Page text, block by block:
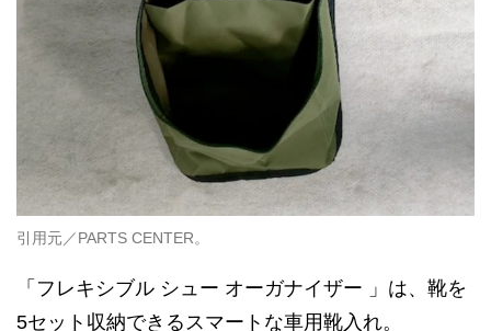
引用元／PARTS CENTER。
「フレキシブル シュー オーガナイザー 」は、靴を
5セット収納できるスマートな車用靴入れ。